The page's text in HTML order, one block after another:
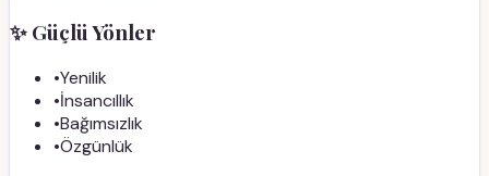
✨ Güçlü Yönler
•Yenilik
•İnsancıllık
•Bağımsızlık
•Özgünlük